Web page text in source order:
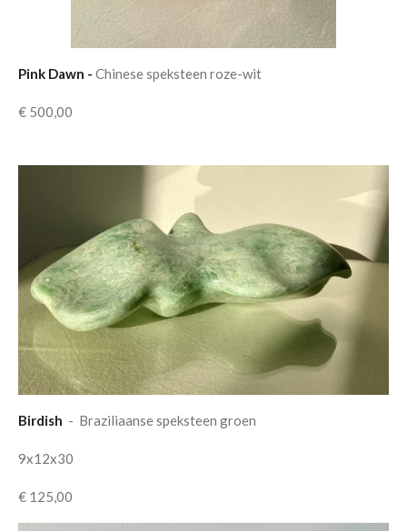
Pink Dawn - Chinese speksteen roze-wit
€ 500,00
Birdish - Braziliaanse speksteen groen
9x12x30
€ 125,00